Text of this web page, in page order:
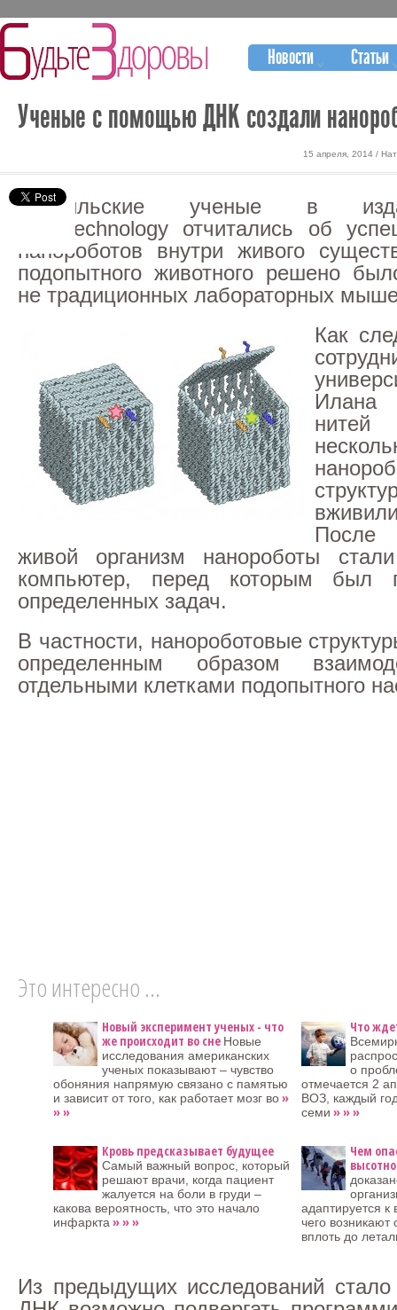
Новости Статьи
Ученые с помощью ДНК создали
15 апреля, 2014 /
Израильские ученые в
Nanotechnology отчитались об
нанороботов внутри живого
подопытного животного решено
не традиционных лабораторных
Как
нитей
После
живой организм нанороботы
компьютер, перед которым был
определенных задач.
В частности, нанороботовые
определенным образом
отдельными клетками подопытного
Это интересно ...
Новый эксперимент ученых - что
же происходит во сне Новые
исследования американских
ученых показывают – чувство
обоняния напрямую связано с памятью
и зависит от того, как работает мозг во»
» »
Что
о
отмечается 2
ВОЗ, каждый
семи » » »
Кровь предсказывает будущее
Самый важный вопрос, который
решают врачи, когда пациент
жалуется на боли в груди –
какова вероятность, что это начало
инфаркта » » »
Чем
адаптируется к
чего
вплоть до
Из предыдущих исследований